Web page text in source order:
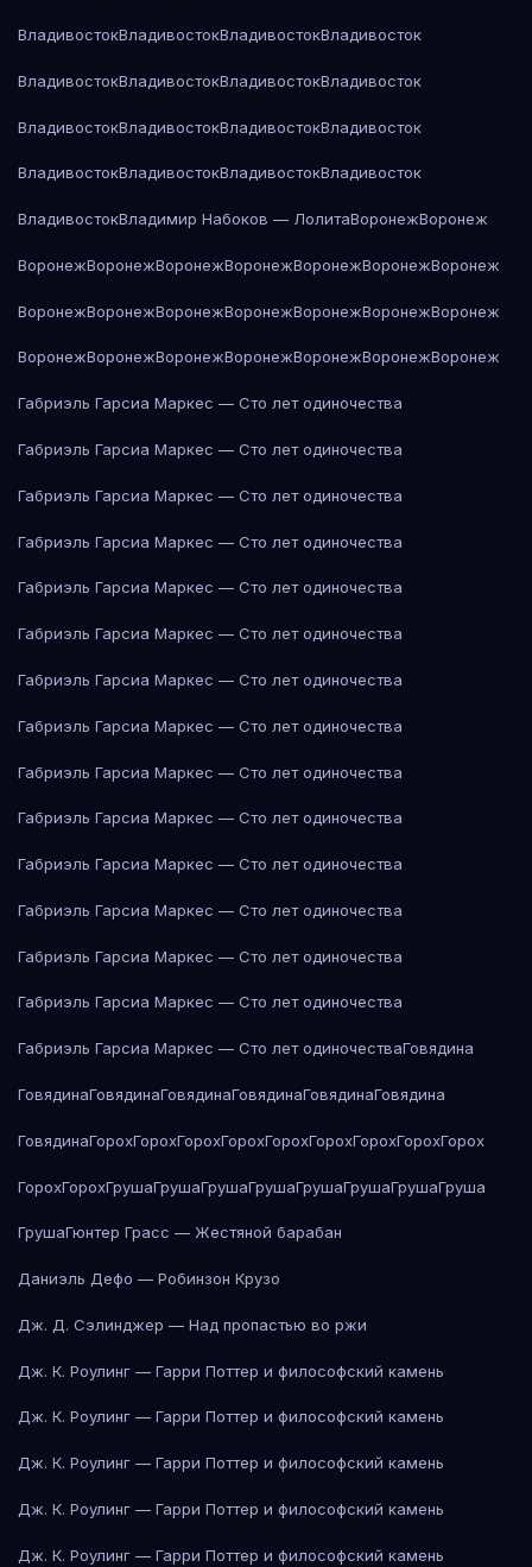
ВладивостокВладивостокВладивостокВладивосток
ВладивостокВладивостокВладивостокВладивосток
ВладивостокВладивостокВладивостокВладивосток
ВладивостокВладивостокВладивостокВладивосток
ВладивостокВладимир Набоков — ЛолитаВоронежВоронеж
ВоронежВоронежВоронежВоронежВоронежВоронежВоронеж
ВоронежВоронежВоронежВоронежВоронежВоронежВоронеж
ВоронежВоронежВоронежВоронежВоронежВоронежВоронеж
Габриэль Гарсиа Маркес — Сто лет одиночества
Габриэль Гарсиа Маркес — Сто лет одиночества
Габриэль Гарсиа Маркес — Сто лет одиночества
Габриэль Гарсиа Маркес — Сто лет одиночества
Габриэль Гарсиа Маркес — Сто лет одиночества
Габриэль Гарсиа Маркес — Сто лет одиночества
Габриэль Гарсиа Маркес — Сто лет одиночества
Габриэль Гарсиа Маркес — Сто лет одиночества
Габриэль Гарсиа Маркес — Сто лет одиночества
Габриэль Гарсиа Маркес — Сто лет одиночества
Габриэль Гарсиа Маркес — Сто лет одиночества
Габриэль Гарсиа Маркес — Сто лет одиночества
Габриэль Гарсиа Маркес — Сто лет одиночества
Габриэль Гарсиа Маркес — Сто лет одиночества
Габриэль Гарсиа Маркес — Сто лет одиночестваГовядина
ГовядинаГовядинаГовядинаГовядинаГовядинаГовядина
ГовядинаГорохГорохГорохГорохГорохГорохГорохГорохГорох
ГорохГорохГрушаГрушаГрушаГрушаГрушаГрушаГрушаГруша
ГрушаГюнтер Грасс — Жестяной барабан
Даниэль Дефо — Робинзон Крузо
Дж. Д. Сэлинджер — Над пропастью во ржи
Дж. К. Роулинг — Гарри Поттер и философский камень
Дж. К. Роулинг — Гарри Поттер и философский камень
Дж. К. Роулинг — Гарри Поттер и философский камень
Дж. К. Роулинг — Гарри Поттер и философский камень
Дж. К. Роулинг — Гарри Поттер и философский камень